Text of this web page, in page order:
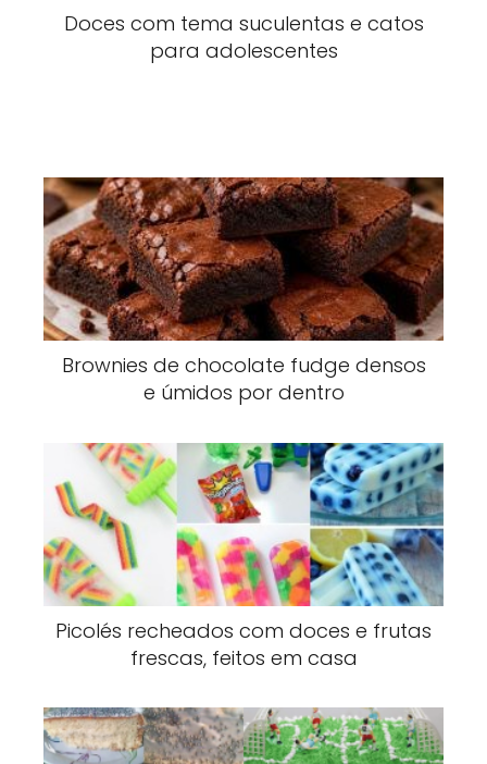
Doces com tema suculentas e catos
para adolescentes
Brownies de chocolate fudge densos
e úmidos por dentro
Picolés recheados com doces e frutas
frescas, feitos em casa